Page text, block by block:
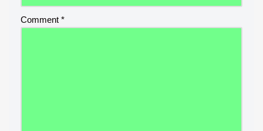
Comment *